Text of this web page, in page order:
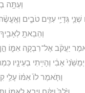
וְעַתָּ֥ה
שְׁנֵ֛י גְּדָיֵ֥י עִזִּ֖ים טֹבִ֑ים
וְהֵבֵאתָ֥ לְאָבִ֖יךָ
יַעֲקֹ֔ב אֶל־רִבְקָ֖ה אִמּ֑וֹ
יְמֻשֵּׁ֙נִי֙ אָבִ֔י וְהָיִ֥יתִי
וַתֹּ֤אמֶר לוֹ֙ אִמּ֔וֹ עָלַ֥י